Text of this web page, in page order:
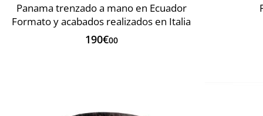
Panama trenzado a mano en Ecuador
Formato y acabados realizados en Italia
190€00